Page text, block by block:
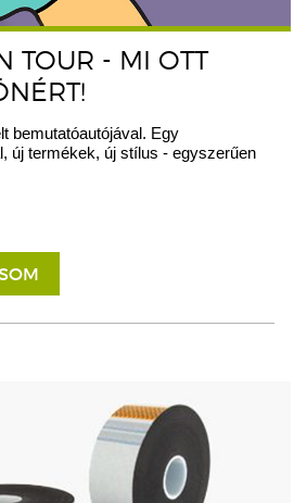
TOUR - MI OTT
bemutatóautójával. Egy
új termékek, új stílus - egyszerűen